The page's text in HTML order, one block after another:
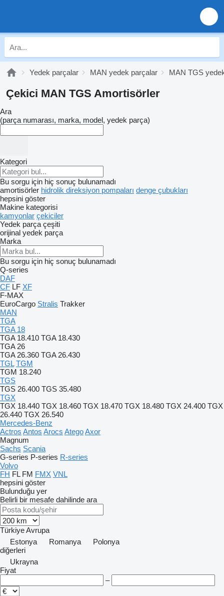
Yedek parçalar MAN yedek parçalar MAN TGS
Çekici MAN TGS Amortisörler
Ara
(parça numarası, marka, model, yedek parça)
Kategori
Bu sorgu için hiç sonuç bulunamadı
amortisörler hidrolik direksiyon pompaları denge çubukları
hepsini göster
Makine kategorisi
kamyonlar çekiciler
Yedek parça çeşiti
orijinal yedek parça
Marka
Bu sorgu için hiç sonuç bulunamadı
Q-series
DAF
CF LF XF
F-MAX
EuroCargo Stralis Trakker
MAN
TGA
TGA 18
TGA 18.410 TGA 18.430
TGA 26
TGA 26.360 TGA 26.430
TGL TGM
TGM 18.240
TGS
TGS 26.400 TGS 35.480
TGX
TGX 18.440 TGX 18.460 TGX 18.470 TGX 18.480 TGX 24.400 TGX
26.440 TGX 26.540
Mercedes-Benz
Actros Antos Arocs AtegoAxor
Magnum
Sachs Scania
G-series P-series R-series
Volvo
FH FL FM FMX VNL
hepsini göster
Bulunduğu yer
Belirli bir mesafe dahilinde ara
TürkiyeAvrupa
Estonya
Romanya
Polonya
diğerleri
Ukrayna
Fiyat
–